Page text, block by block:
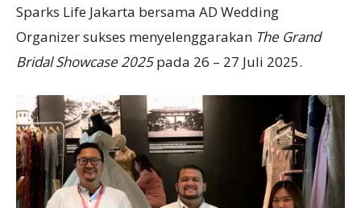
Sparks Life Jakarta bersama AD Wedding
Organizer sukses menyelenggarakan The Grand
Bridal Showcase 2025pada 26 – 27 Juli 2025.